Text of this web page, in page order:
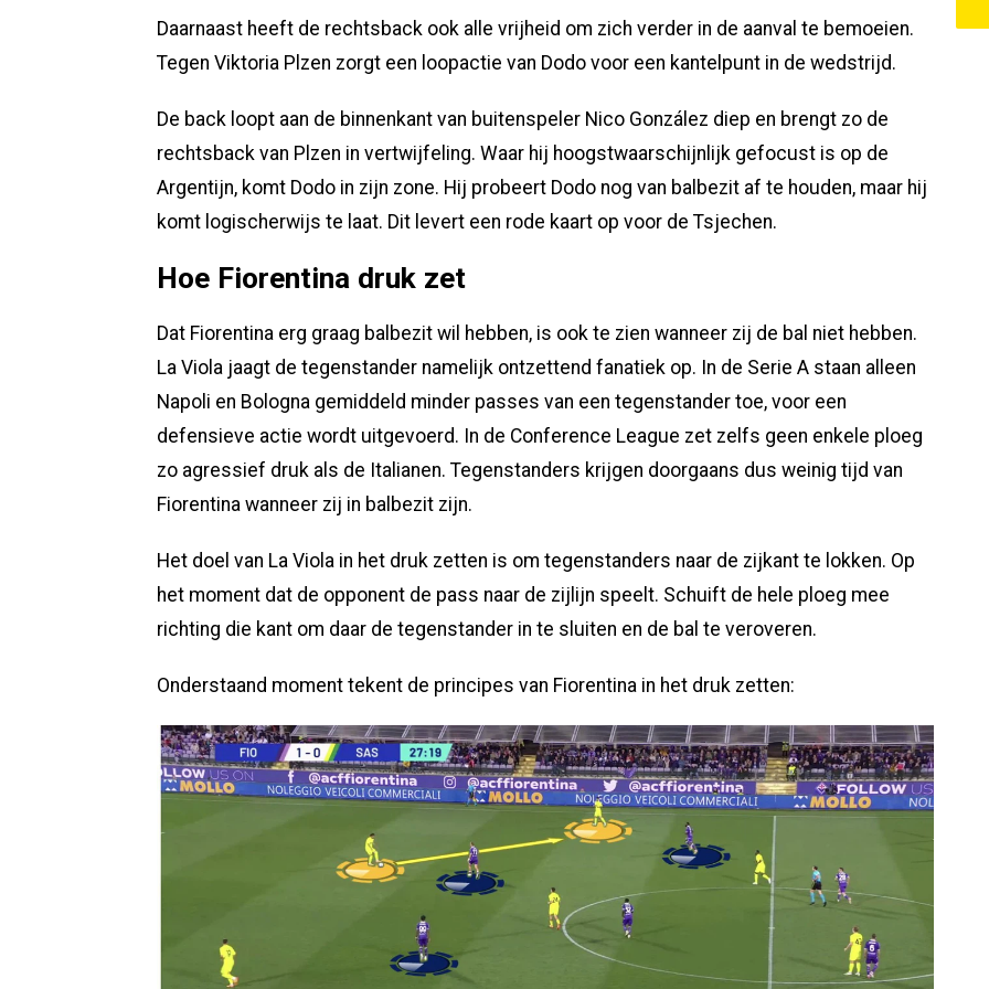
Daarnaast heeft de rechtsback ook alle vrijheid om zich verder in de aanval te bemoeien.
Tegen Viktoria Plzen zorgt een loopactie van Dodo voor een kantelpunt in de wedstrijd.
De back loopt aan de binnenkant van buitenspeler Nico González diep en brengt zo de
rechtsback van Plzen in vertwijfeling. Waar hij hoogstwaarschijnlijk gefocust is op de
Argentijn, komt Dodo in zijn zone. Hij probeert Dodo nog van balbezit af te houden, maar hij
komt logischerwijs te laat. Dit levert een rode kaart op voor de Tsjechen.
Hoe Fiorentina druk zet
Dat Fiorentina erg graag balbezit wil hebben, is ook te zien wanneer zij de bal niet hebben.
La Viola jaagt de tegenstander namelijk ontzettend fanatiek op. In de Serie A staan alleen
Napoli en Bologna gemiddeld minder passes van een tegenstander toe, voor een
defensieve actie wordt uitgevoerd. In de Conference League zet zelfs geen enkele ploeg
zo agressief druk als de Italianen. Tegenstanders krijgen doorgaans dus weinig tijd van
Fiorentina wanneer zij in balbezit zijn.
Het doel van La Viola in het druk zetten is om tegenstanders naar de zijkant te lokken. Op
het moment dat de opponent de pass naar de zijlijn speelt. Schuift de hele ploeg mee
richting die kant om daar de tegenstander in te sluiten en de bal te veroveren.
Onderstaand moment tekent de principes van Fiorentina in het druk zetten: